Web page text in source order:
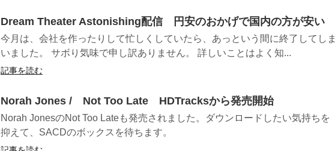
Dream Theater Astonishing配信 円安のおかげで国内の方が安い
今月は、会社を作ったりして忙しくしていたら、あっという間に終了してしま
いました。 サボり気味で申し訳ありません。 詳しいことはよく知...
記事を読む
Norah Jones / Not Too Late HDTracksから発売開始
Norah JonesのNot Too Lateも発売されました。ダウンロードしたい気持ちを
抑えて、SACDのボックスを待ちます。